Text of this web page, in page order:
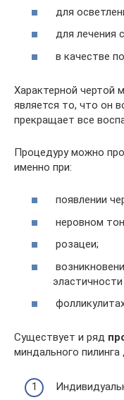
для
для лечения
в качестве
Характерной чертой
является то, что он
прекращает все
Процедуру можно
именно при:
появлении
неровном
розацеи;
Существует и ряд
миндального пилинга